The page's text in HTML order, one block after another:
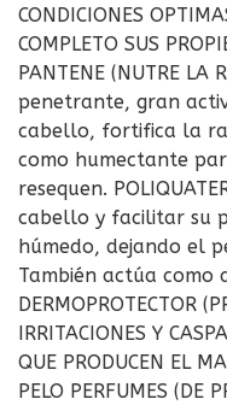
CONDICIONES
COMPLETO SUS
PANTENE (NUTRE LA
penetrante, gran
cabello, fortifica la
como humectante
resequen.
cabello y facilitar su
húmedo, dejando el
También actúa como
DERMOPROTECTOR
IRRITACIONES Y
QUE PRODUCEN EL
PELO PERFUMES (DE